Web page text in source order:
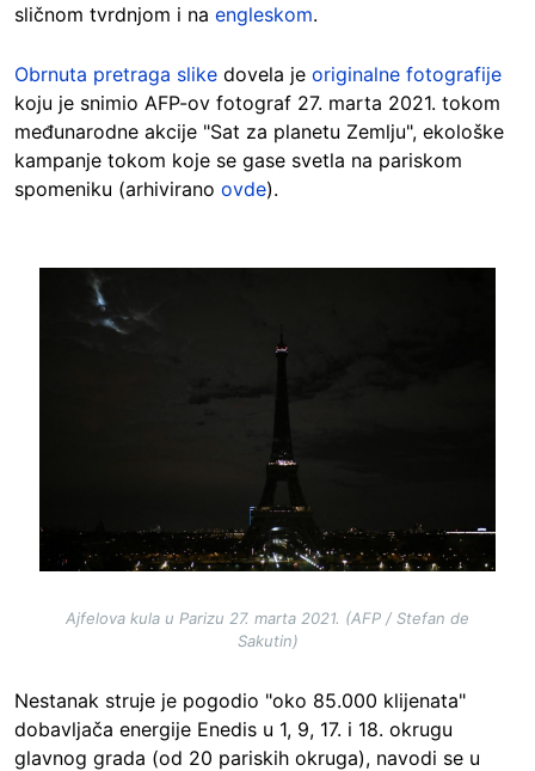
sličnom tvrdnjom i na engleskom.
Obrnuta pretraga slike dovela je originalne fotografije
koju je snimio AFP-ov fotograf 27. marta 2021. tokom
međunarodne akcije "Sat za planetu Zemlju", ekološke
kampanje tokom koje se gase svetla na pariskom
spomeniku (arhivirano ovde).
Ajfelova kula u Parizu 27. marta 2021. (AFP / Stefan de
Sakutin)
Nestanak struje je pogodio "oko 85.000 klijenata"
dobavljača energije Enedis u 1, 9, 17. i 18. okrugu
glavnog grada (od 20 pariskih okruga), navodi se u